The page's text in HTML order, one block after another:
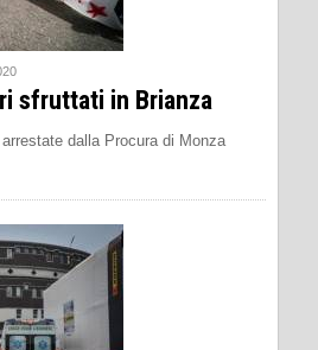
sfruttati in Brianza
dalla Procura di Monza